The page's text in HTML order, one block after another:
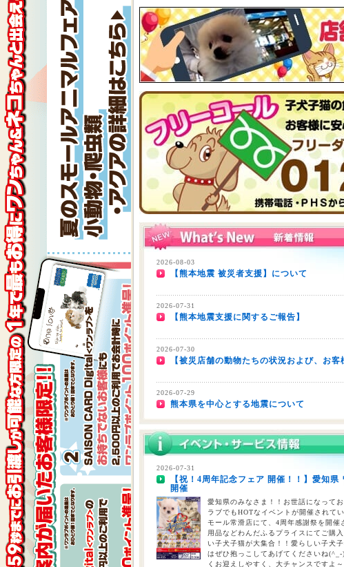
2026-08-03
【熊本地震 被災者支援】について
2026-07-31
【熊本地震支援に関するご報告】
2026-07-30
【被災店舗の動物たちの状況および、お客
2026-07-29
熊本県を中心とする地震について
2026-07-28
【重要】熊本地震に伴う臨時休業のお知
2026-07-24
【大決算2026開催！！】香川県 ワンラブ
大決算フェア開催中！！7/25～8/9まで｜
2026-07-31
【祝！4周年記念フェア 開催！！】愛知
開催
愛知県のみなさま！！お世話になって
ラブでもHOTなイベントが開催されて
モール常滑店にて、4周年感謝祭を開
用品などわんだふるプライスにてご購
い子犬子猫が大集合！！愛らしい子犬
はぜひ抱っこしてあげてくださいね
くお迎えしやすく、大チャンスですよ